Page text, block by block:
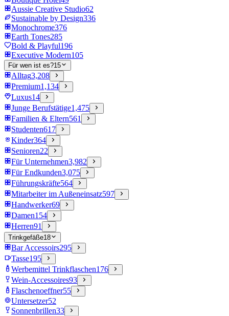
Aussie Creative Studio62
Sustainable by Design336
Monochrome376
Earth Tones285
Bold & Playful196
Executive Modern105
Für wen ist es?15
Alltag3,208
Premium1,134
Luxus14
Junge Berufstätige1,475
Familien & Eltern561
Studenten617
Kinder364
Senioren22
Für Unternehmen3,982
Für Endkunden3,075
Führungskräfte564
Mitarbeiter im Außeneinsatz597
Handwerker69
Damen154
Herren91
Trinkgefäße18
Bar Accessoirs295
Tasse195
Werbemittel Trinkflaschen176
Wein-Accessoires93
Flaschenoeffner55
Untersetzer52
Sonnenbrillen33